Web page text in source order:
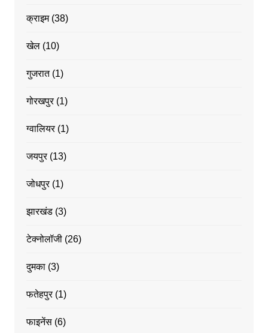
क्राइम(38)
खेल(10)
गुजरात(1)
गोरखपुर(1)
ग्वालियर(1)
जयपुर(13)
जोधपुर(1)
झारखंड(3)
टेक्नोलॉजी(26)
दुमका(3)
फतेहपुर(1)
फाइनेंस(6)